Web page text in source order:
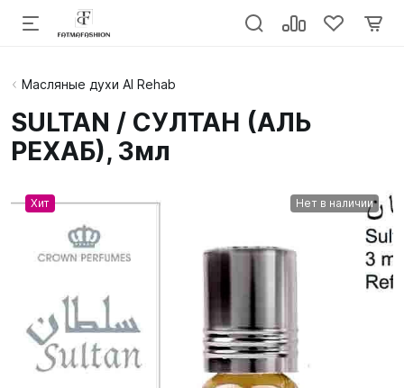
Масляные духи Al Rehab
SULTAN / СУЛТАН (АЛЬ
РЕХАБ), 3мл
Хит Нет в наличии